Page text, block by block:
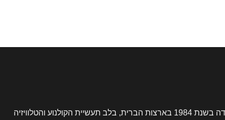
נוסדה בשנת 1984 בארצות הברית, בלב תעשיית הקולנוע והטלוויזיה